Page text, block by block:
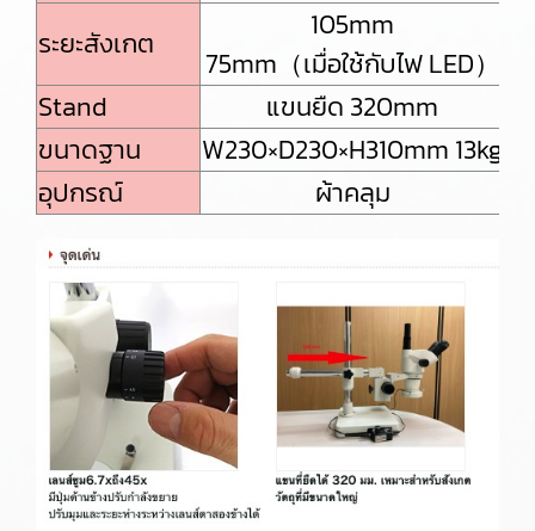
ระยะสังเกต
105mm
75mm（เมื่อใช้กับไฟ LED）
Stand
แขนยืด 320mm
ขนาดฐาน
W230×D230×H310mm 13kg
อุปกรณ์
ผ้าคลุม